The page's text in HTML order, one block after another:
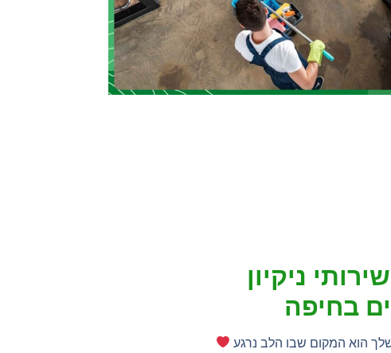
שירותי ניקיון
בחיפה
הוא המקום שבו הלב נרגע